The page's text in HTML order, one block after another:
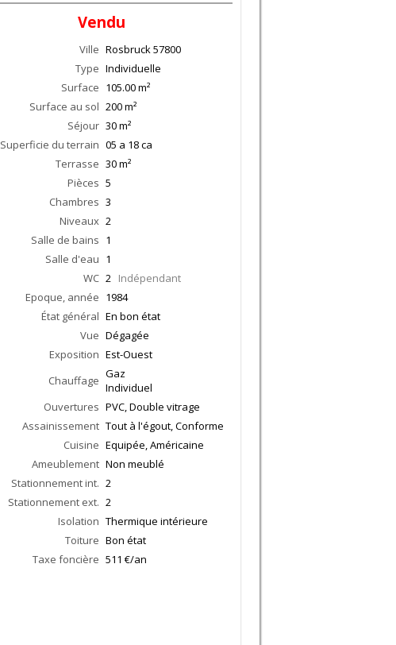
Vendu
Ville Rosbruck57800
Type Individuelle
Surface 105.00m²
Surface au sol 200m²
Séjour 30m²
Superficie du terrain 05 a 18 ca
Terrasse 30m²
Pièces 5
Chambres 3
Niveaux 2
Salle de bains 1
Salle d'eau 1
WC 2 Indépendant
Epoque, année 1984
État général En bon état
Vue Dégagée
Exposition Est-Ouest
Chauffage Gaz
Individuel
Ouvertures PVC, Double vitrage
Assainissement Tout à l'égout, Conforme
Cuisine Equipée, Américaine
Ameublement Non meublé
Stationnement int. 2
Stationnement ext. 2
Isolation Thermique intérieure
Toiture Bon état
Taxe foncière 511 €/an